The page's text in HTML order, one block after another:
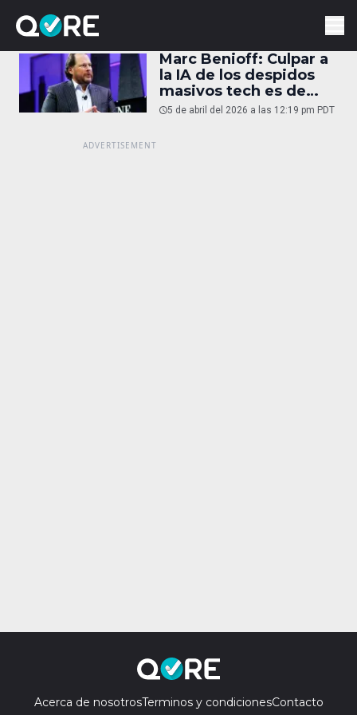
Marc Benioff: Culpar a
la IA de los despidos
masivos tech es de
“perezosos”
5 de abril del 2026 a las 12:19 pm PDT
Acerca de nosotrosTerminos y condicionesContacto